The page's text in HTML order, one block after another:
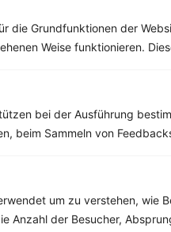
die Grundfunktionen der
Weise funktionieren.
bei der Ausführung
beim Sammeln von
um zu verstehen, wie
Anzahl der Besucher,
‹
Fett: